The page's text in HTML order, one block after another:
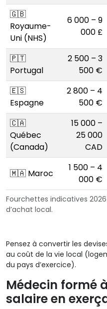
Fourchettes indicatives
d’achat local.
🇬🇧
Royaume-
Uni (NHS)
6 000 – 9
000 £
🇵🇹
Portugal
2 500 – 3
500 €
🇪🇸
Espagne
2 800 – 4
500 €
🇨🇦
Québec
(Canada)
15 000 –
25 000
CAD
🇲🇦 Maroc
1 500 – 4
000 €
Pensez à convertir les
au coût de la vie local
du pays d’exercice).
Médecin formé
salaire en